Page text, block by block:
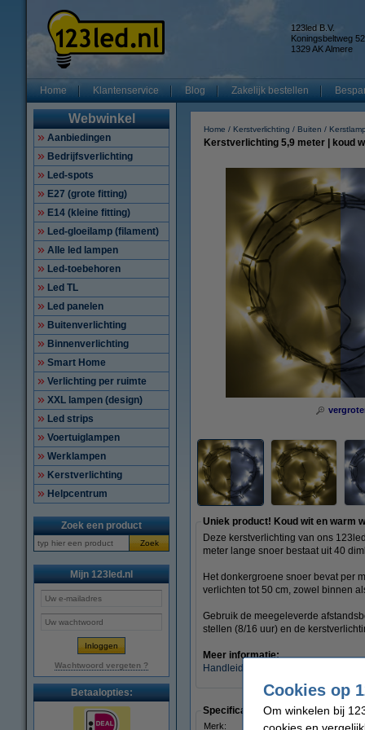
123led B.V.
Koningsbeltweg 52
1329 AK Almere
Home Klantenservice Blog Zakelijk bestellen
Webwinkel
Aanbiedingen
Bedrijfsverlichting
Led-spots
E27 (grote fitting)
E14 (kleine fitting)
Led-gloeilamp (filament)
Alle led lampen
Led-toebehoren
Led TL
Led panelen
Buitenverlichting
Binnenverlichting
Smart Home
Verlichting per ruimte
XXL lampen (design)
Led strips
Voertuiglampen
Werklampen
Kerstverlichting
Helpcentrum
Zoek een product
Zoek
Mijn 123led.nl
Wachtwoord vergeten ?
Betaalopties:
Home Kerstverlichting Buiten
Kerstverlichting 5,9 meter | koud
Uniek product! Koud wit en warm
Deze kerstverlichting van ons
meter lange snoer bestaat uit 40
Het donkergroene snoer bevat per
verlichten tot 50 cm, zowel binnen
Gebruik de meegeleverde
stellen (8/16 uur) en de
Meer informatie:
Handleiding
Specificaties
Merk: 123led
Cookies op
Om winkelen bij
cookies en